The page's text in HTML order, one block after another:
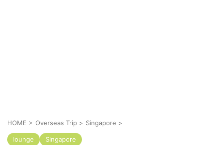
HOME > Overseas Trip > Singapore >
lounge Singapore